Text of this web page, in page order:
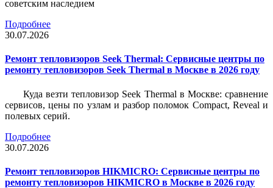
советским наследием
Подробнее
30.07.2026
Ремонт тепловизоров Seek Thermal: Сервисные центры по
ремонту тепловизоров Seek Thermal в Москве в 2026 году
Куда везти тепловизор Seek Thermal в Москве: сравнение
сервисов, цены по узлам и разбор поломок Compact, Reveal и
полевых серий.
Подробнее
30.07.2026
Ремонт тепловизоров HIKMICRO: Сервисные центры по
ремонту тепловизоров HIKMICRO в Москве в 2026 году